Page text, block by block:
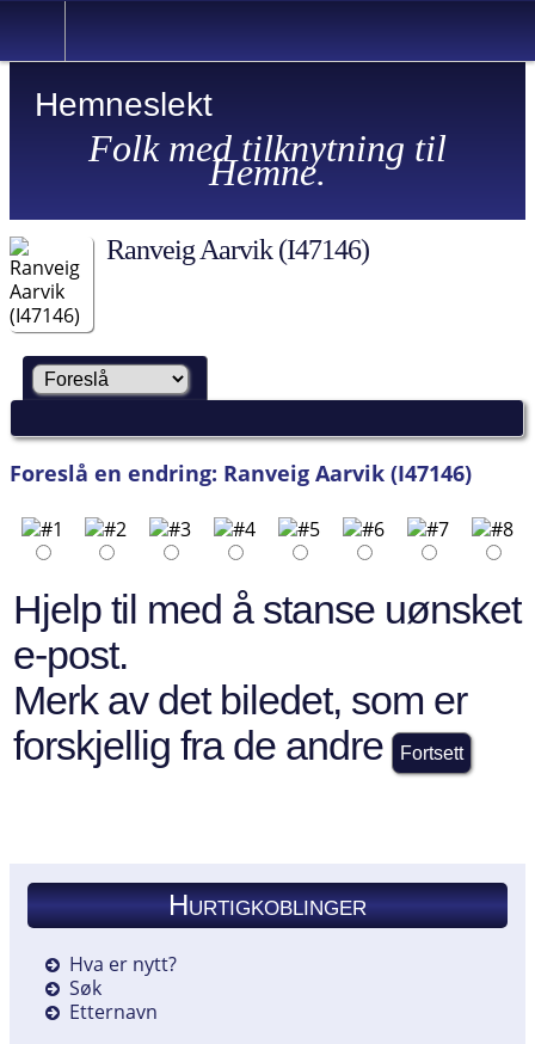
Hemneslekt
Folk med tilknytning til
Hemne.
Ranveig Aarvik (I47146)
Foreslå en endring: Ranveig Aarvik (I47146)
Hjelp til med å stanse uønsket
e-post.
Merk av det biledet, som er
forskjellig fra de andre
Hurtigkoblinger
Hva er nytt?
Søk
Etternavn